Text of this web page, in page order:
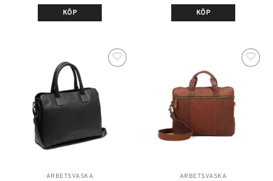
priset
var:
2,199 kr.1,099 kr.
KÖP KÖP
ARBETSVÄSKA
önskelistan
ARBETSVÄSKA